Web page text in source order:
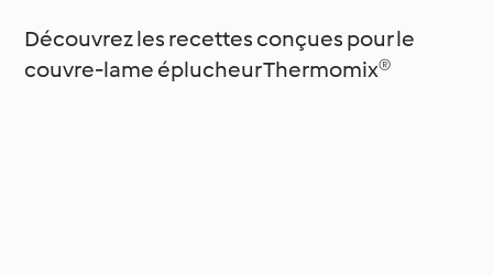
Découvrez les recettes conçues pour le
couvre-lame éplucheur Thermomix®